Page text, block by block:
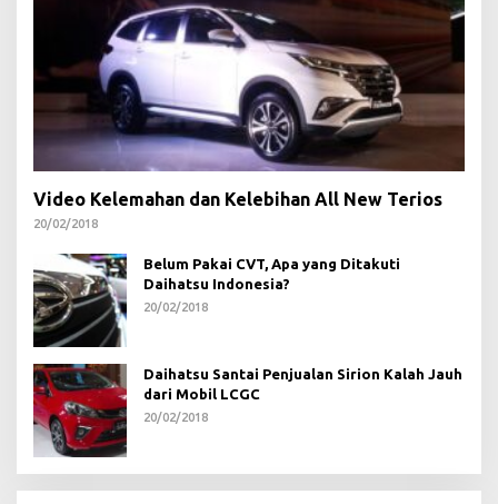
Video Kelemahan dan Kelebihan All New Terios
20/02/2018
Belum Pakai CVT, Apa yang Ditakuti
Daihatsu Indonesia?
20/02/2018
Daihatsu Santai Penjualan Sirion Kalah Jauh
dari Mobil LCGC
20/02/2018